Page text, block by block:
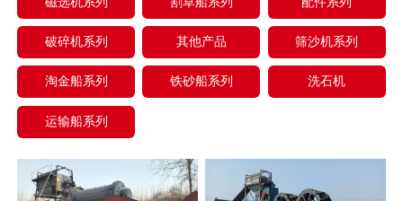
破碎机系列 其他产品 筛沙机系列
淘金船系列 铁砂船系列 洗石机
运输船系列